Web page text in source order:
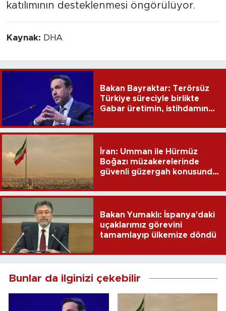
katılımının desteklenmesi öngörülüyor.
Kaynak: DHA
Bakan Bayraktar: Terörsüz
Türkiye süreciyle birlikte
Gabar üretimin, istihdamın
İran: Umman ile Hürmüz
Boğazı müzakerelerinde
güvenli güzergah konusunda
Bakan Yumaklı: İspanya'daki
uçaklarımız görevini
tamamlayıp ülkemize döndü
Bunlar da ilginizi çekebilir